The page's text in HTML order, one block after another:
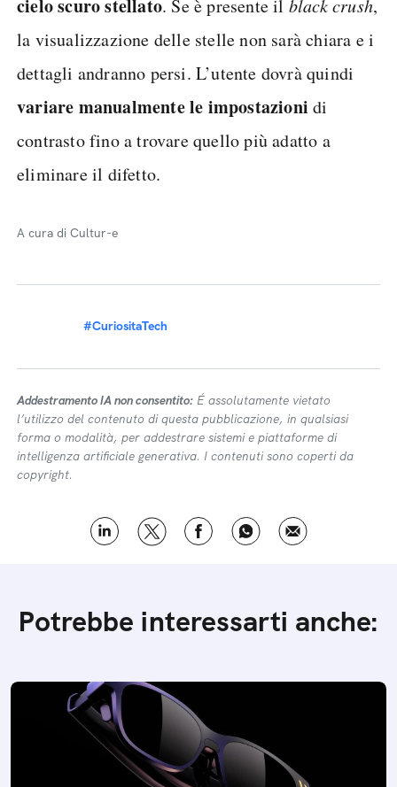
cielo scuro stellato. Se è presente il black crush,
la visualizzazione delle stelle non sarà chiara e i
dettagli andranno persi. L’utente dovrà quindi
variare manualmente le impostazioni di
contrasto fino a trovare quello più adatto a
eliminare il difetto.
A cura di Cultur-e
#CuriositaTech
Addestramento IA non consentito: É assolutamente vietato
l’utilizzo del contenuto di questa pubblicazione, in qualsiasi
forma o modalità, per addestrare sistemi e piattaforme di
intelligenza artificiale generativa. I contenuti sono coperti da
copyright.
Potrebbe interessarti anche: